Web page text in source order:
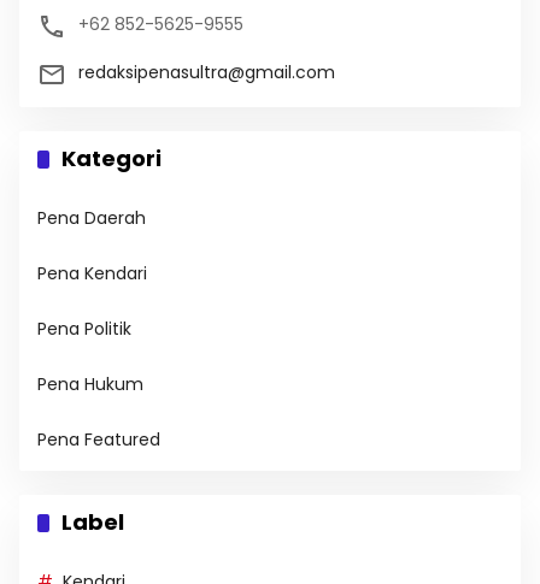
+62 852-5625-9555
redaksipenasultra@gmail.com
Kategori
Pena Daerah
Pena Kendari
Pena Politik
Pena Hukum
Pena Featured
Label